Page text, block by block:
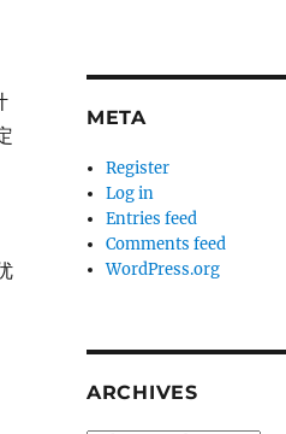
META
Register
Log in
Entries feed
Comments feed
WordPress.org
ARCHIVES